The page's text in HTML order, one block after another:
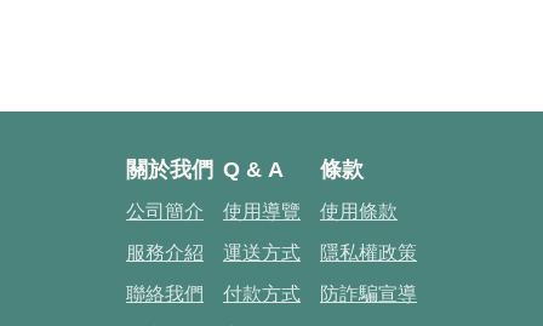
關於我們
公司簡介
服務介紹
聯絡我們
Q & A
使用導覽
運送方式
付款方式
條款
使用條款
隱私權政策
防詐騙宣導